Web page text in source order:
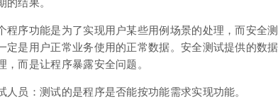
程序功能是为了实现用户某些用例场景的处理，而安全
定是用户正常业务使用的正常数据。安全测试提供的数
，而是让程序暴露安全问题。
人员：测试的是程序是否能按功能需求实现功能。